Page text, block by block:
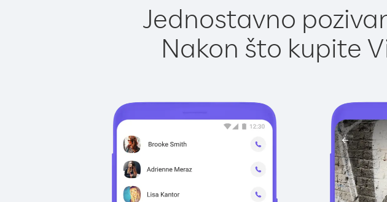
Jednostavno
Nakon što kupite